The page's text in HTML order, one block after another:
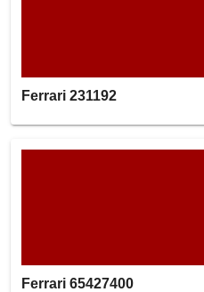
Ferrari 231192
Ferrari 65427400